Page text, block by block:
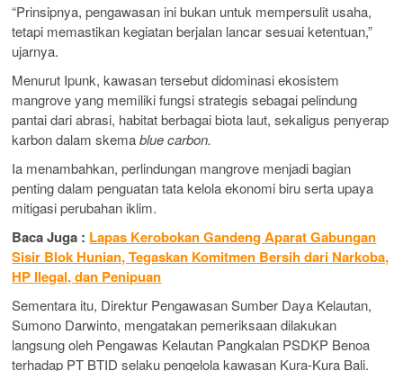
“Prinsipnya, pengawasan ini bukan untuk mempersulit usaha,
tetapi memastikan kegiatan berjalan lancar sesuai ketentuan,”
ujarnya.
Menurut Ipunk, kawasan tersebut didominasi ekosistem
mangrove yang memiliki fungsi strategis sebagai pelindung
pantai dari abrasi, habitat berbagai biota laut, sekaligus penyerap
karbon dalam skemablue carbon.
Ia menambahkan, perlindungan mangrove menjadi bagian
penting dalam penguatan tata kelola ekonomi biru serta upaya
mitigasi perubahan iklim.
Baca Juga : Lapas Kerobokan Gandeng Aparat Gabungan
Sisir Blok Hunian, Tegaskan Komitmen Bersih dari Narkoba,
HP Ilegal, dan Penipuan
Sementara itu, Direktur Pengawasan Sumber Daya Kelautan,
Sumono Darwinto, mengatakan pemeriksaan dilakukan
langsung oleh Pengawas Kelautan Pangkalan PSDKP Benoa
terhadap PT BTID selaku pengelola kawasan Kura-Kura Bali.